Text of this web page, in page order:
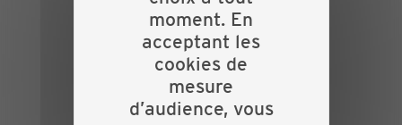
Politique de confidentialité
PRESSE
Espace presse
Chiffres clés
moment. En
acceptant les
cookies de
mesure
d’audience, vous